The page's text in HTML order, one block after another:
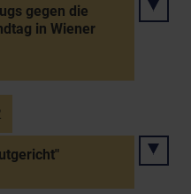
gegen die
in Wiener